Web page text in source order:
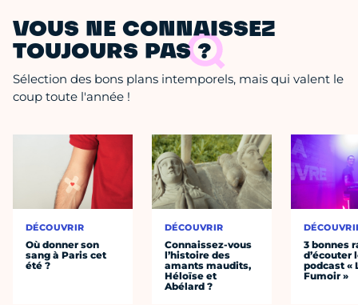
VOUS NE CONNAISSEZ
TOUJOURS PAS ?
Sélection des bons plans intemporels, mais qui valent le
coup toute l'année !
DÉCOUVRIR
Où donner son
sang à Paris cet
été ?
DÉCOUVRIR
Connaissez-vous
l’histoire des
amants maudits,
Héloïse et
Abélard ?
3 bonnes
d’écouter
podcast «
Fumoir »